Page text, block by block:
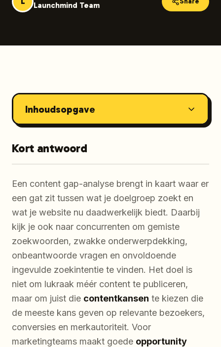
Launchmind Team
Inhoudsopgave
Kort antwoord
Een content gap-analyse brengt in kaart waar er
een gat zit tussen wat je doelgroep zoekt en
wat je website nu daadwerkelijk biedt. Daarbij
kijk je ook naar concurrenten om gemiste
zoekwoorden, zwakke onderwerpdekking,
onbeantwoorde vragen en onvoldoende
ingevulde zoekintentie te vinden. Het doel is
niet om lukraak méér content te publiceren,
maar om juist die contentkansen te kiezen die
de meeste kans geven op relevante bezoekers,
conversies en merkautoriteit. Voor
marketingteams maakt goede opportunity